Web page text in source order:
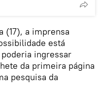
(17), a imprensa
está
ingressar
da primeira página
pesquisa da